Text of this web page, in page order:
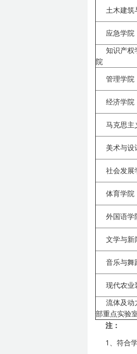
土木建筑
应急学院
知识产权
院
管理学院
经济学院
马克思主
美术与设
社会发展
体育学院
外国语学
文学与新
音乐与舞
现代农业
流体及动
部重点实验
注：
1、符合